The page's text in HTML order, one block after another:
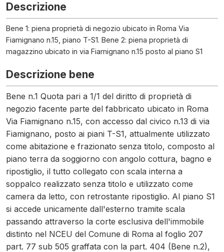
Descrizione
Bene 1: piena proprietà di negozio ubicato in Roma Via
Fiamignano n.15, piano T-S1. Bene 2: piena proprietà di
magazzino ubicato in via Fiamignano n.15 posto al piano S1
Descrizione bene
Bene n.1 Quota pari a 1/1 del diritto di proprietà di
negozio facente parte del fabbricato ubicato in Roma
Via Fiamignano n.15, con accesso dal civico n.13 di via
Fiamignano, posto ai piani T-S1, attualmente utilizzato
come abitazione e frazionato senza titolo, composto al
piano terra da soggiorno con angolo cottura, bagno e
ripostiglio, il tutto collegato con scala interna a
soppalco realizzato senza titolo e utilizzato come
camera da letto, con retrostante ripostiglio. Al piano S1
si accede unicamente dall'esterno tramite scala
passando attraverso la corte esclusiva dell'immobile
distinto nel NCEU del Comune di Roma al foglio 207
part. 77 sub 505 graffata con la part. 404 (Bene n.2),